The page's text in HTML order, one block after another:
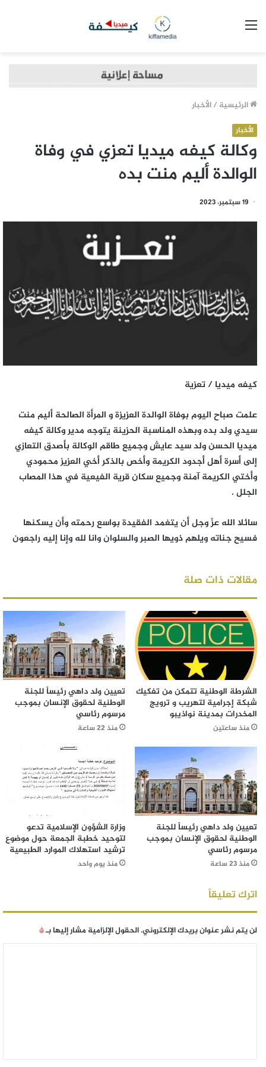
الرئيسية /الأخبار
الأخبار
وكالة كيفه ميديا تعزي في وفاة
الوالدة أليم منت بده
19 سبتمبر، 2023
كيفه ميديا / تعزية
علمت صباح اليوم بوفاة الوالدة العزيزة و المرأة الصالحة أليم منت
سيدي ولد بده وبهذه المناسبة الحزينة يتوجه مدير وكالة كيفه
ميديا الحسن ولد سيد عايش وجميع طاقم الوكالة بأصدق التعازي
إلى أسرة أهل أجدود الكريمة وأخص بالذكر أخي العزيز محمودي
وأختي الكريمة آمنة وجميع سكان قرية الفيعية في هذا المصاب
الجلل .
سائلا الله عزّ وجل أن يتغمد الفقيدة بواسع رحمته وأن يسكنها
فسيح جناته ويلهم ذويها الصبر والسلوان وانا لله وإنا إليه راجعون
مقالات ذات صلة
الشرطة الوطنية تتمكن من تفكيك
شبكة إجرامية لتهريب و ترويج
المخدرات بمدينة نواذيبو
منذ ساعتين
تعيين ولد داهي رئيساً للجنة
الوطنية لحقوق الإنسان بموجب
مرسوم رئاسي
منذ 22 ساعة
تعيين ولد داهي رئيساً للجنة
الوطنية لحقوق الإنسان بموجب
مرسوم رئاسي
منذ 23 ساعة
وزارة الشؤون الإسلامية تدعو
لتوحيد خطبة الجمعة حول موضوع
ترشيد استهلاك الموارد الطبيعية
منذ يوم واحد
اترك تعليقاً
لن يتم نشر عنوان بريدك الإلكتروني.الحقول الإلزامية مشار إليها بـ*